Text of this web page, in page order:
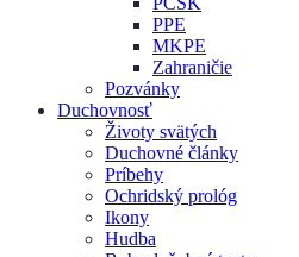
PPE
MKPE
Zahraničie
Pozvánky
Duchovnosť
Životy svätých
Duchovné články
Príbehy
Ochridský prológ
Ikony
Hudba